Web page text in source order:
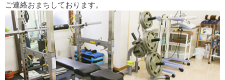
ご連絡おまちしております。